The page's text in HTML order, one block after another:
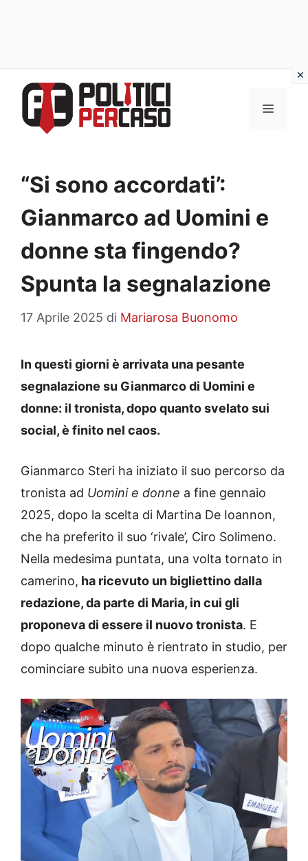
contenuto
MENU
“Si sono accordati’:
Gianmarco ad Uomini e
donne sta fingendo?
Spunta la segnalazione
17 Aprile 2025 di Mariarosa Buonomo
In questi giorni è arrivata una pesante
segnalazione su Gianmarco di Uomini e
donne: il tronista, dopo quanto svelato sui
social, è finito nel caos.
Gianmarco Steri ha iniziato il suo percorso da
tronista ad Uomini e donne a fine gennaio
2025, dopo la scelta di Martina De Ioannon,
che ha preferito il suo ‘rivale’, Ciro Solimeno.
Nella medesima puntata, una volta tornato in
camerino, ha ricevuto un bigliettino dalla
redazione, da parte di Maria, in cui gli
proponeva di essere il nuovo tronista. E
dopo qualche minuto è rientrato in studio, per
cominciare subito una nuova esperienza.